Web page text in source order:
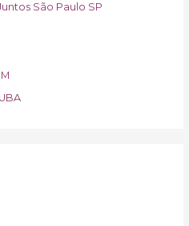
São Paulo SP